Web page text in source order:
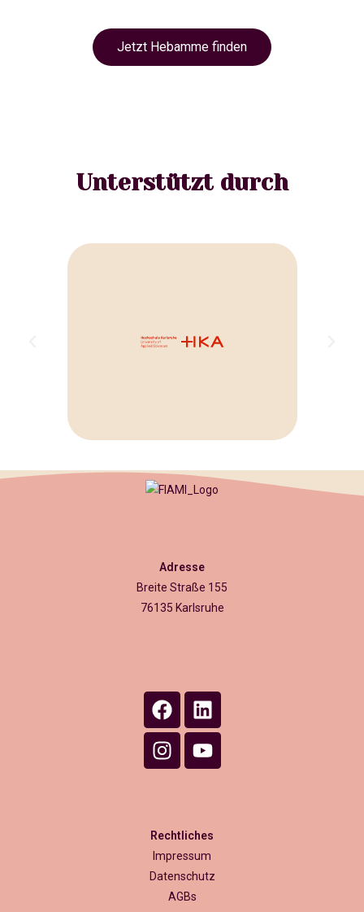
Jetzt Hebamme finden
Unterstützt durch
Adresse
Breite Straße 155
76135 Karlsruhe
Rechtliches
Impressum
Datenschutz
AGBs